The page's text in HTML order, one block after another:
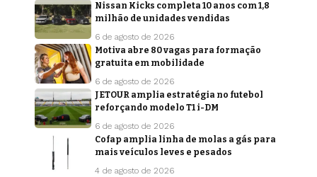
Nissan Kicks completa 10 anos com 1,8
milhão de unidades vendidas
6 de agosto de 2026
Motiva abre 80 vagas para formação
gratuita em mobilidade
6 de agosto de 2026
JETOUR amplia estratégia no futebol
reforçando modelo T1 i-DM
6 de agosto de 2026
Cofap amplia linha de molas a gás para
mais veículos leves e pesados
4 de agosto de 2026